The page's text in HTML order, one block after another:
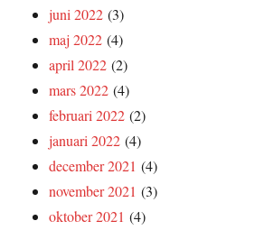
juni 2022 (3)
maj 2022 (4)
april 2022 (2)
mars 2022 (4)
februari 2022 (2)
januari 2022 (4)
december 2021 (4)
november 2021 (3)
oktober 2021 (4)